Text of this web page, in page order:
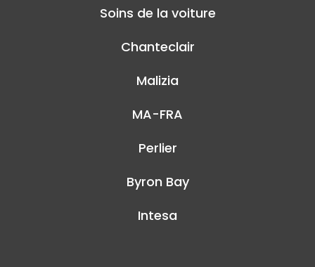
Soins de la voiture
Chanteclair
Malizia
MA-FRA
Perlier
Byron Bay
Intesa